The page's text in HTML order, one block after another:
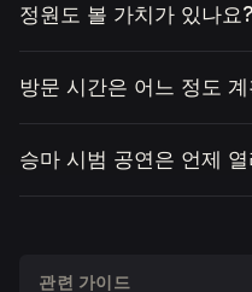
정원도 볼 가치가 있나요?
방문 시간은 어느 정도
승마 시범 공연은 언제
관련 가이드